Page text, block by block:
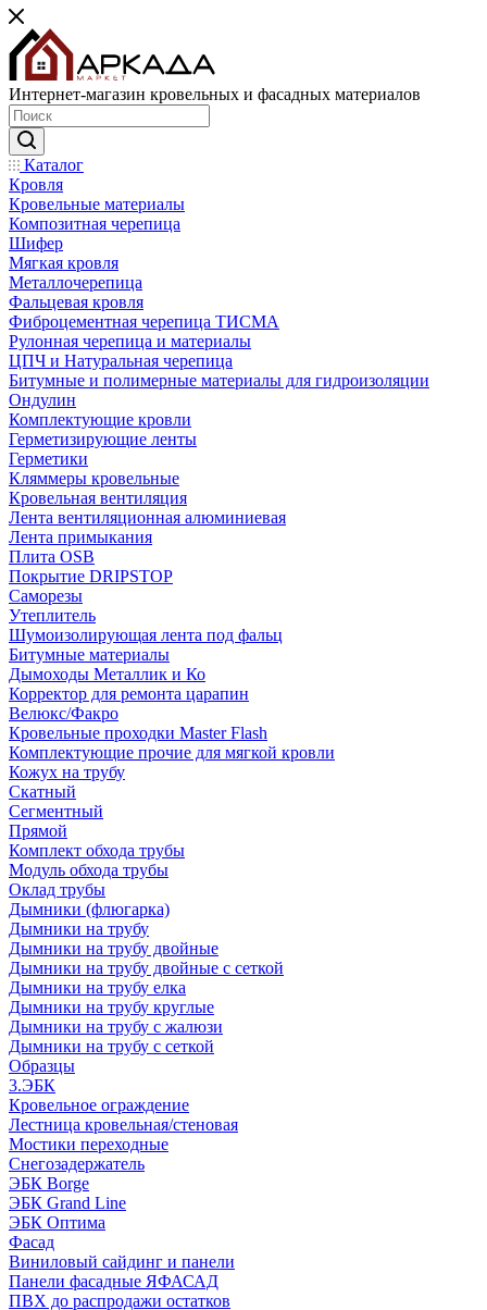
Интернет-магазин кровельных и фасадных материалов
Каталог
Кровля
Кровельные материалы
Композитная черепица
Шифер
Мягкая кровля
Металлочерепица
Фальцевая кровля
Фиброцементная черепица ТИСМА
Рулонная черепица и материалы
ЦПЧ и Натуральная черепица
Битумные и полимерные материалы для гидроизоляции
Ондулин
Комплектующие кровли
Герметизирующие ленты
Герметики
Кляммеры кровельные
Кровельная вентиляция
Лента вентиляционная алюминиевая
Лента примыкания
Плита OSB
Покрытие DRIPSTOP
Саморезы
Утеплитель
Шумоизолирующая лента под фальц
Битумные материалы
Дымоходы Металлик и Ко
Корректор для ремонта царапин
Велюкс/Факро
Кровельные проходки Master Flash
Комплектующие прочие для мягкой кровли
Кожух на трубу
Скатный
Сегментный
Прямой
Комплект обхода трубы
Модуль обхода трубы
Оклад трубы
Дымники (флюгарка)
Дымники на трубу
Дымники на трубу двoйные
Дымники на трубу двoйные с сеткой
Дымники на трубу елка
Дымники на трубу круглые
Дымники на трубу с жалюзи
Дымники на трубу с сеткой
Образцы
3.ЭБК
Кровельное ограждение
Лестница кровельная/стеновая
Мостики переходные
Снегозадержатель
ЭБК Borge
ЭБК Grand Line
ЭБК Оптима
Фасад
Виниловый сайдинг и панели
Панели фасадные ЯФАСАД
ПВХ до распродажи остатков